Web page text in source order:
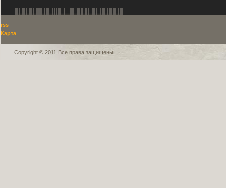
Copyright © 2011 Все права защищены.
rss
Карта